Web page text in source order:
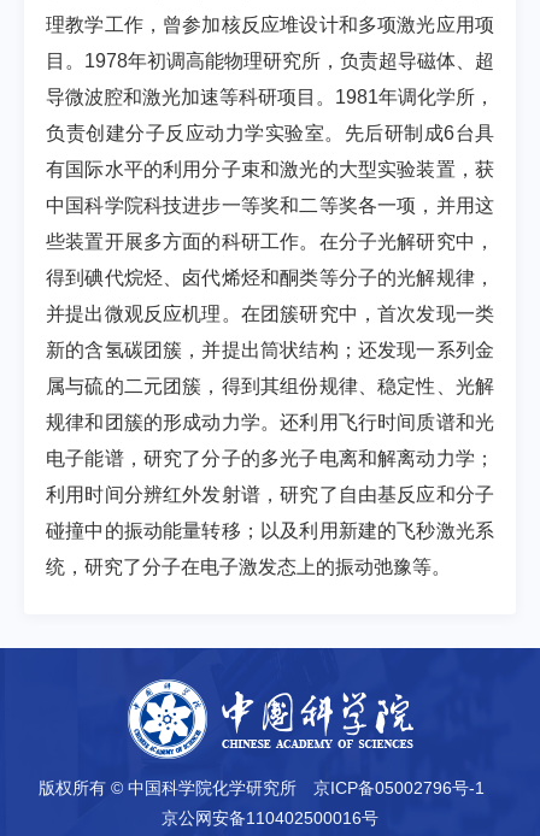
理教学工作，曾参加核反应堆设计和多项激光应用项
目。1978年初调高能物理研究所，负责超导磁体、超
导微波腔和激光加速等科研项目。1981年调化学所，
负责创建分子反应动力学实验室。先后研制成6台具
有国际水平的利用分子束和激光的大型实验装置，获
中国科学院科技进步一等奖和二等奖各一项，并用这
些装置开展多方面的科研工作。在分子光解研究中，
得到碘代烷烃、卤代烯烃和酮类等分子的光解规律，
并提出微观反应机理。在团簇研究中，首次发现一类
新的含氢碳团簇，并提出筒状结构；还发现一系列金
属与硫的二元团簇，得到其组份规律、稳定性、光解
规律和团簇的形成动力学。还利用飞行时间质谱和光
电子能谱，研究了分子的多光子电离和解离动力学；
利用时间分辨红外发射谱，研究了自由基反应和分子
碰撞中的振动能量转移；以及利用新建的飞秒激光系
统，研究了分子在电子激发态上的振动弛豫等。
版权所有 © 中国科学院化学研究所
京ICP备05002796号-1
京公网安备110402500016号